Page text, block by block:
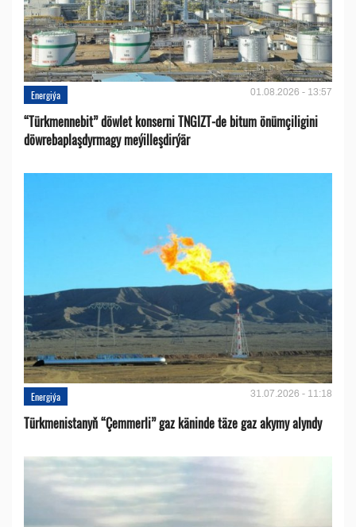
Energiýa 01.08.2026 - 13:57
“Türkmennebit” döwlet konserni TNGIZT-de bitum önümçiligini
döwrebaplaşdyrmagy meýilleşdirýär
Energiýa 31.07.2026 - 11:18
Türkmenistanyň “Çemmerli” gaz käninde täze gaz akymy alyndy